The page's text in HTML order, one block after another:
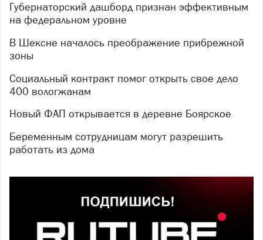
Губернаторский дашборд признан эффективным
на федеральном уровне
В Шексне началось преображение прибрежной
зоны
Социальный контракт помог открыть свое дело
400 вологжанам
Новый ФАП открывается в деревне Боярское
Беременным сотрудницам могут разрешить
работать из дома